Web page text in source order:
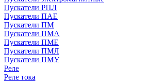
Пускатели РПЛ
Пускатели ПАЕ
Пускатели ПМ
Пускатели ПМА
Пускатели ПМЕ
Пускатели ПМЛ
Пускатели ПМУ
Реле
Реле тока